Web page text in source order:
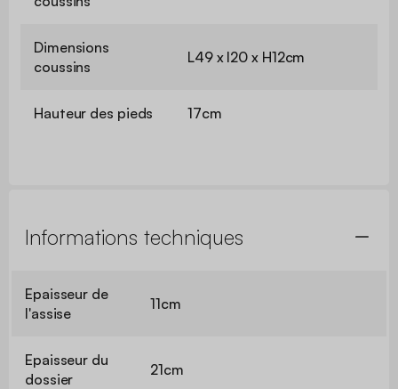
Dimensions
coussins
L49 x l20 x H12cm
Hauteur des pieds 17cm
Informations techniques
Epaisseur de
l'assise
11cm
Epaisseur du
dossier
21cm